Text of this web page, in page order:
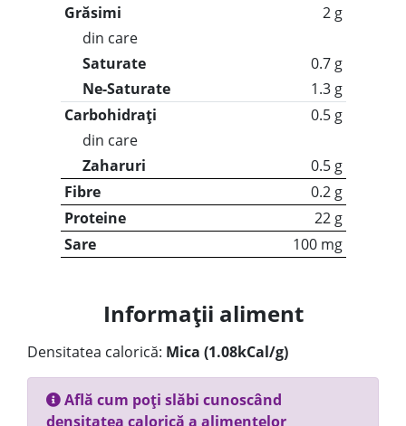
Grăsimi
2 g
din care
Saturate
0.7 g
Ne-Saturate
1.3 g
Carbohidrați
0.5 g
din care
Zaharuri
0.5 g
Fibre
0.2 g
Proteine
22 g
Sare
100 mg
Informații aliment
Densitatea calorică: Mica (1.08kCal/g)
Află cum poți slăbi cunoscând
densitatea calorică a alimentelor